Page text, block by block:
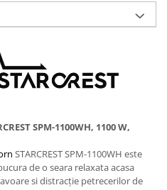
SPM-1100WH, 1100 W,
STARCREST SPM-1100WH este
de o seara relaxata acasa
si distracție petrecerilor de